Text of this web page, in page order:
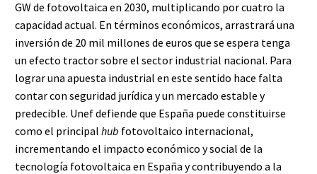
GW de fotovoltaica en 2030, multiplicando por cuatro la
capacidad actual. En términos económicos, arrastrará una
inversión de 20 mil millones de euros que se espera tenga
un efecto tractor sobre el sector industrial nacional. Para
lograr una apuesta industrial en este sentido hace falta
contar con seguridad jurídica y un mercado estable y
predecible. Unef defiende que España puede constituirse
como el principal hub fotovoltaico internacional,
incrementando el impacto económico y social de la
tecnología fotovoltaica en España y contribuyendo a la